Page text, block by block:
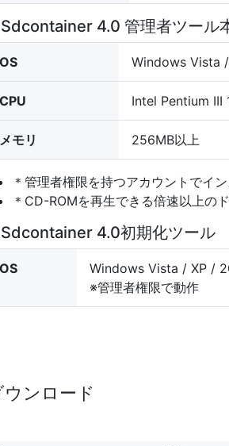
4.0 管理者ツール
OS Windows Vista
CPU Intel Pentium III
メモリ 256MB以上
＊管理者権限を持つアカウントでイ
＊CD-ROMを再生できる倍速以上の
4.0初期化ツール
OS
Windows Vista / XP /
※管理者権限で動作
ウンロード